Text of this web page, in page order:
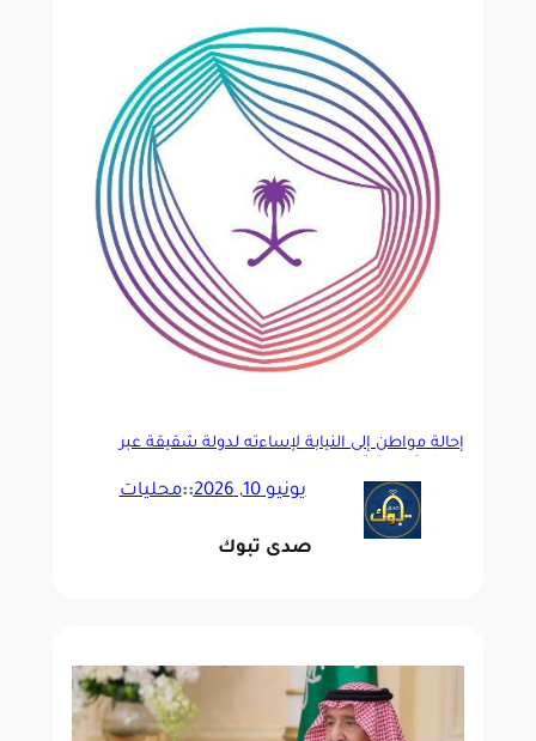
إحالة مواطن إلى النيابة لإساءته لدولة شقيقة عبر
يونيو 10, 2026 ::محليات
صدى تبوك